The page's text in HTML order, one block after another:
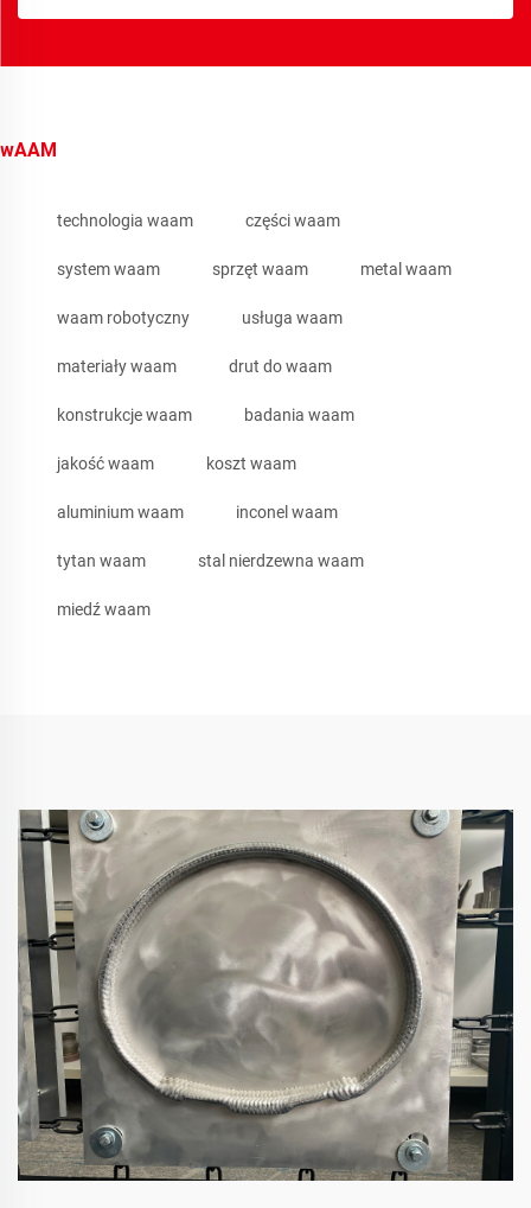
wAAM
technologia waam części waam
system waam sprzęt waam metal waam
waam robotyczny usługa waam
materiały waam drut do waam
konstrukcje waam badania waam
jakość waam koszt waam
aluminium waam inconel waam
tytan waam stal nierdzewna waam
miedź waam